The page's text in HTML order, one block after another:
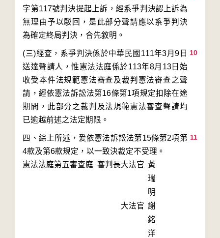
字第117號判決提起上訴，經系爭判決認上訴為
無理由予以駁回，是此部分聲請應以系爭判決
10
(三)經查，系爭判決係於中華民國111年3月9日
送達聲請人，惟憲法法庭係於113年8月13日始
收受本件法規範憲法審查及裁判憲法審查之聲
請，經依憲法訴訟法第16條第1項規定扣除在途
期間，此部分之裁判及法規範憲法審查聲請均
11
四、綜上所述，爰依憲法訴訟法第15條第2項第
4款及第6款規定，以一致決裁定不受理。
憲法法庭第五審查庭 審判長大法官 黃
瑞
明
大法官 謝
銘
洋